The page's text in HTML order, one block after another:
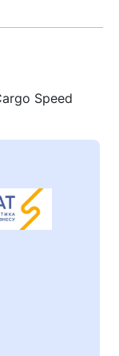
Speed